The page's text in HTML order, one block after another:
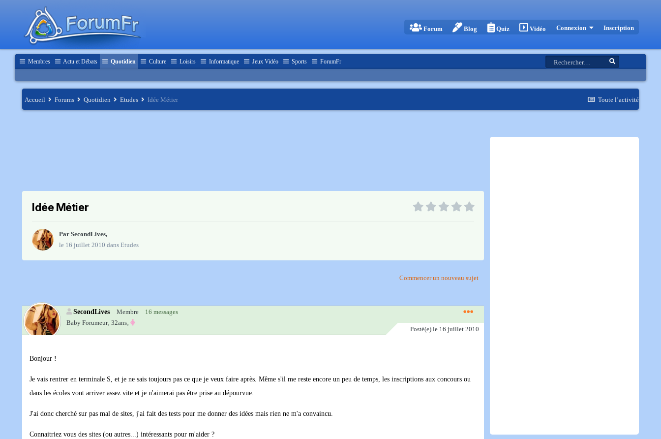
Forum Blog Quiz Vidéo Connexion Inscription
Membres Actu et Débats Quotidien Culture Loisirs Informatique Jeux Vidéo Sports ForumFr
Toute l’activité
Accueil Forums Quotidien Etudes Idée Métier
Idée Métier
Par SecondLives,
le 16 juillet 2010 dans Etudes
Commencer un nouveau sujet
SecondLives Membre
16 messages
Baby Forumeur‚ 32ans‚
Posté(e) le 16 juillet 2010
Bonjour !
Je vais rentrer en terminale S, et je ne sais toujours pas ce que je veux faire après. Même s'il me reste encore un peu de temps, les inscriptions aux concours ou
dans les écoles vont arriver assez vite et je n'aimerai pas être prise au dépourvue.
J'ai donc cherché sur pas mal de sites, j'ai fait des tests pour me donner des idées mais rien ne m'a convaincu.
Connaitriez vous des sites (ou autres...) intéressants pour m'aider ?